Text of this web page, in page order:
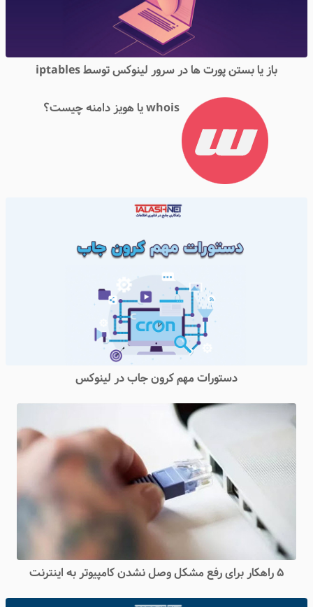
باز یا بستن پورت ها در سرور لینوکس توسط iptables
whois یا هویز دامنه چیست؟
دستورات مهم کرون جاب در لینوکس